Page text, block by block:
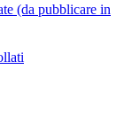
(da pubblicare in